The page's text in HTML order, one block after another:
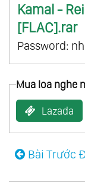
Kamal -
[FLAC].rar
Password:
Mua loa nghe
Lazada
Bài Trước